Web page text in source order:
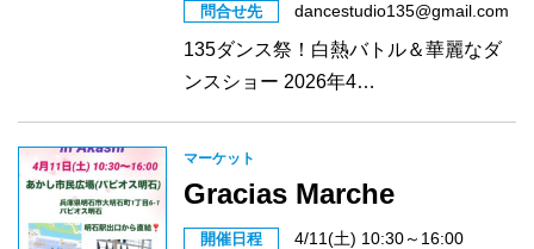
問合せ先 dancestudio135@gmail.com
135ダンス祭！白熱バトル＆華麗なダ
ンスショー 2026年4…
マーケット
Gracias Marche
開催日程 4/11(土) 10:30～16:00